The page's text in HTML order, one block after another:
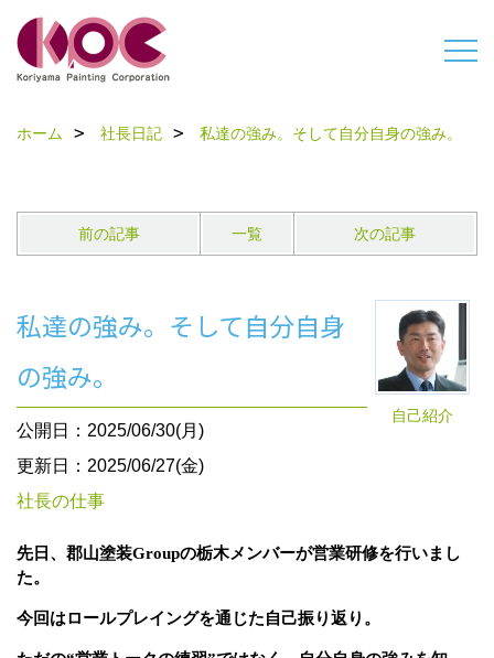
ホーム 社長日記 私達の強み。そして自分自身の強み。
前の記事 一覧 次の記事
自己紹介
私達の強み。そして自分自身
の強み。
公開日：2025/06/30(月)
更新日：2025/06/27(金)
社長の仕事
先日、郡山塗装Groupの栃木メンバーが営業研修を行いまし
た。
今回はロールプレイングを通じた自己振り返り。